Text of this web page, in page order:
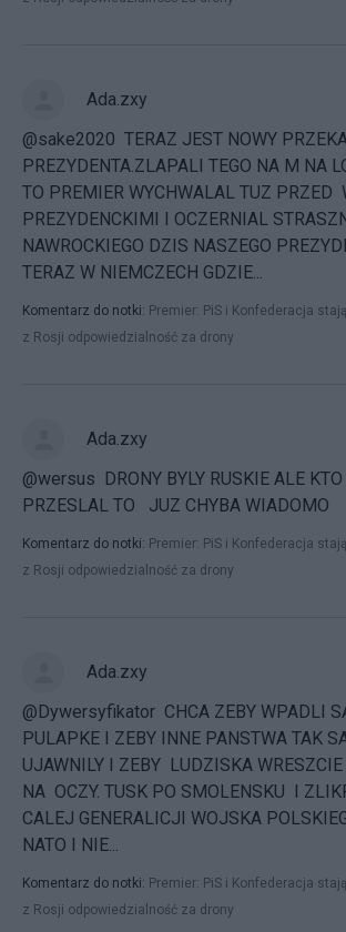
Ada.zxy
@sake2020 TERAZ JEST NOWY
PREZYDENTA.ZLAPALI TEGO NA M NA
TO PREMIER WYCHWALAL TUZ PRZED
PREZYDENCKIMI I OCZERNIAL
NAWROCKIEGO DZIS NASZEGO
TERAZ W NIEMCZECH GDZIE...
Komentarz do notki: Premier: PiS i Konfederacja
z Rosji odpowiedzialność za drony
Ada.zxy
@wersus DRONY BYLY RUSKIE ALE
PRZESLAL TO JUZ CHYBA WIADOMO
Komentarz do notki: Premier: PiS i Konfederacja
z Rosji odpowiedzialność za drony
Ada.zxy
@Dywersyfikator CHCA ZEBY WPADLI
PULAPKE I ZEBY INNE PANSTWA TAK
UJAWNILY I ZEBY LUDZISKA
NA OCZY. TUSK PO SMOLENSKU I
CALEJ GENERALICJI WOJSKA
NATO I NIE...
Komentarz do notki: Premier: PiS i Konfederacja
z Rosji odpowiedzialność za drony